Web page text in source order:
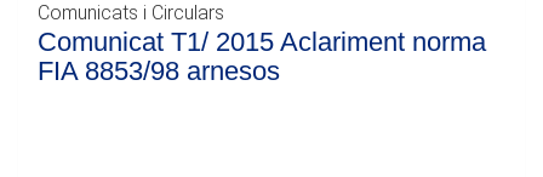
Comunicats i Circulars
Comunicat T1/ 2015 Aclariment norma
FIA 8853/98 arnesos